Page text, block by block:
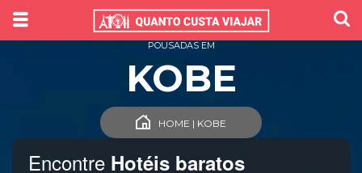
Encontre Hotéis baratos
POUSADAS EM
KOBE
HOME | KOBE